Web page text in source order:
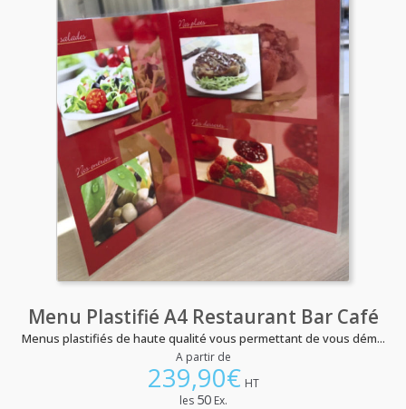
Menu Plastifié A4 Restaurant Bar Café
Menus plastifiés de haute qualité vous permettant de vous dém...
A partir de
239,90€ HT
les 50Ex.